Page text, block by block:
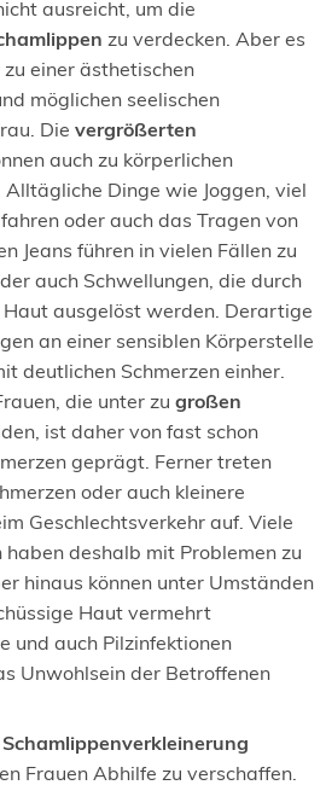
ausreicht, um die
zu verdecken. Aber es
einer ästhetischen
möglichen seelischen
Die vergrößerten
auch zu körperlichen
Alltägliche Dinge wie Joggen, viel
oder auch das Tragen von
Jeans führen in vielen Fällen zu
auch Schwellungen, die durch
ausgelöst werden. Derartige
an einer sensiblen Körperstelle
deutlichen Schmerzen einher.
die unter zu großen
ist daher von fast schon
geprägt. Ferner treten
oder auch kleinere
Geschlechtsverkehr auf. Viele
deshalb mit Problemen zu
hinaus können unter Umständen
Haut vermehrt
und auch Pilzinfektionen
Unwohlsein der Betroffenen
Schamlippenverkleinerung
Frauen Abhilfe zu verschaffen.